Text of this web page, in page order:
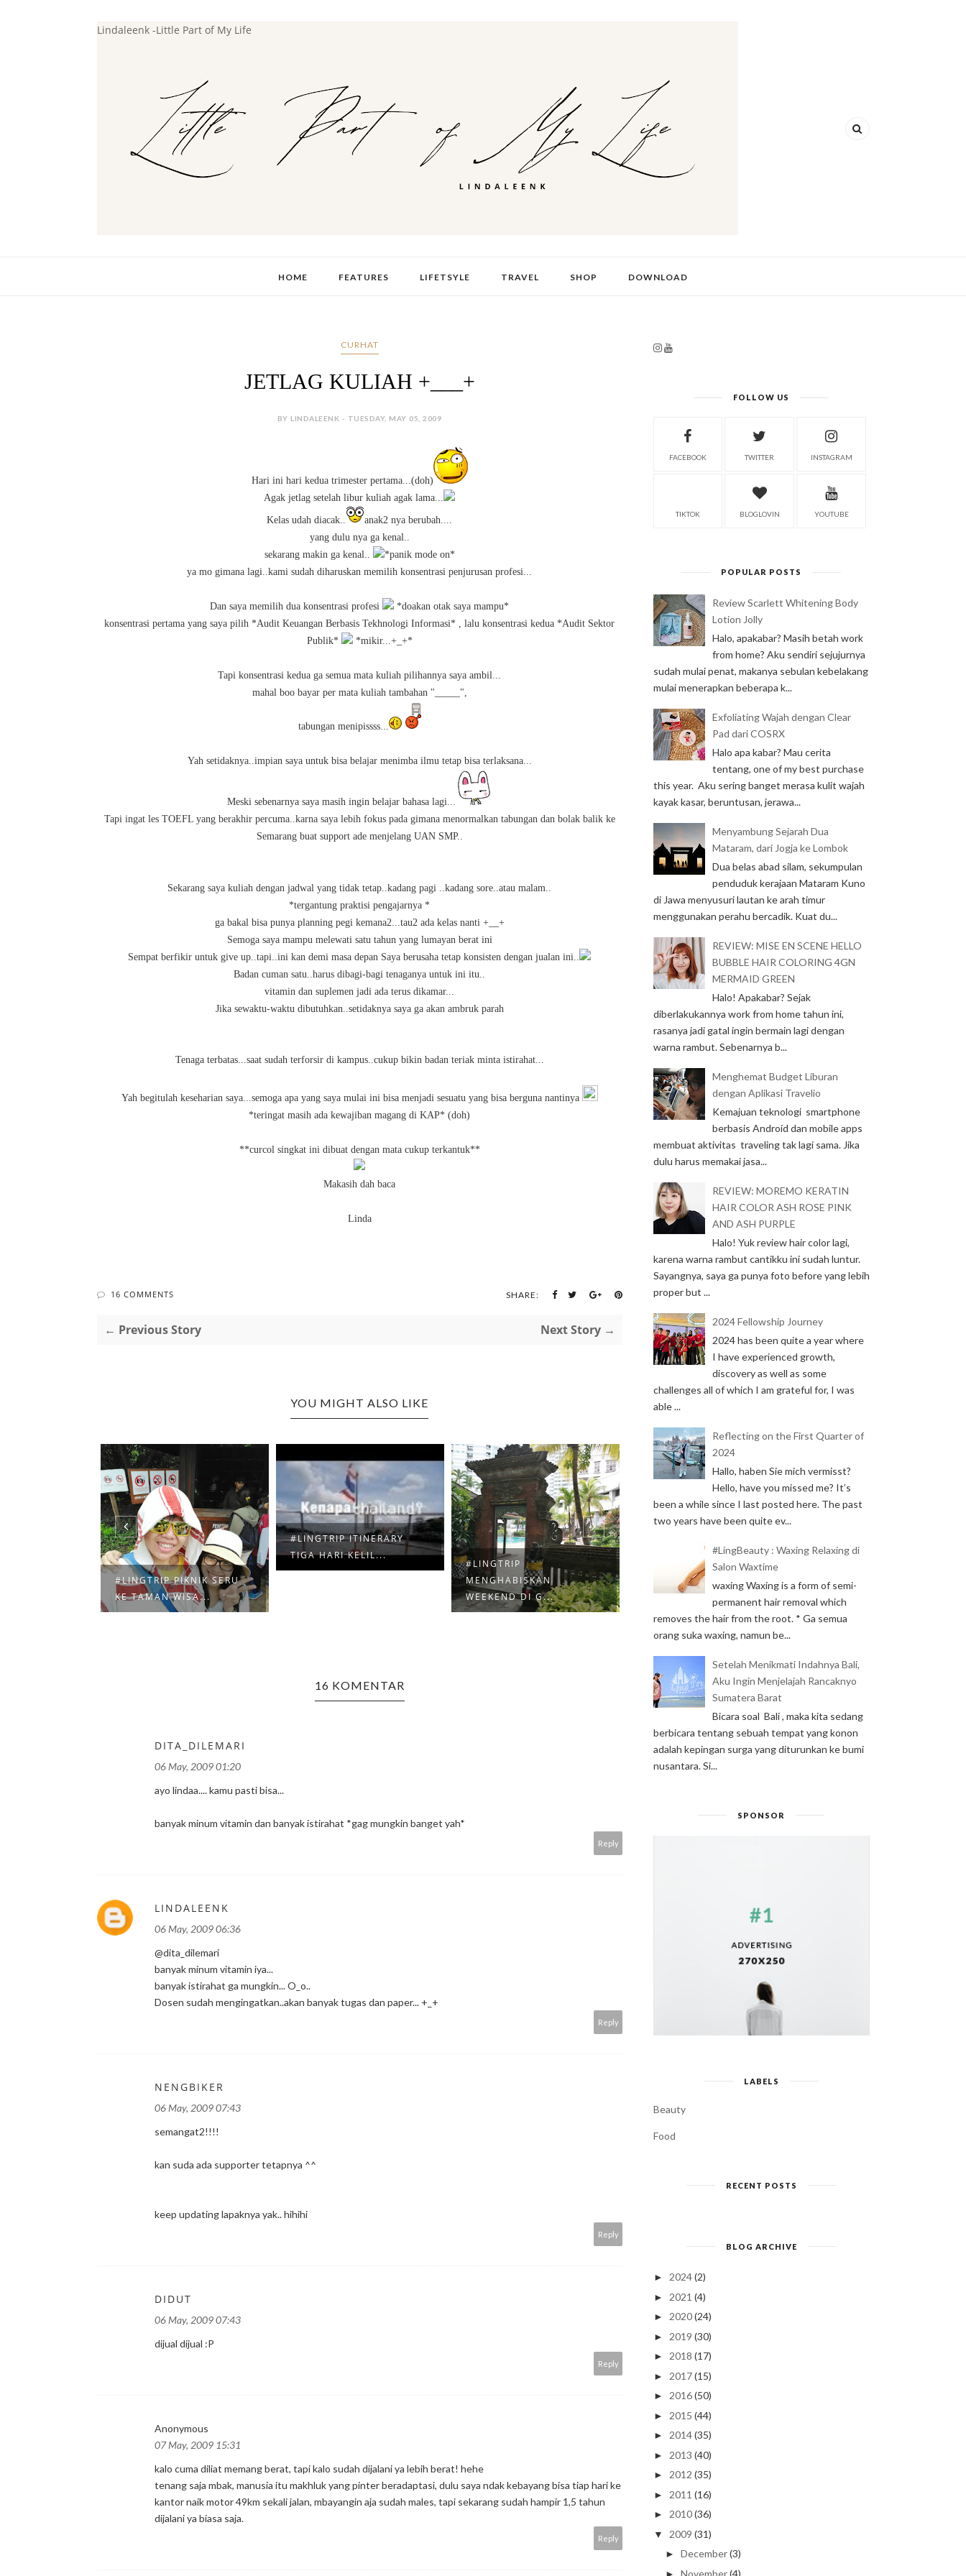
Lindaleenk -Little Part of My Life
HOME FEATURES LIFETSYLE TRAVEL SHOP DOWNLOAD
CURHAT
JETLAG KULIAH +___+
BY LINDALEENK - TUESDAY, MAY 05, 2009
Hari ini hari kedua trimester pertama...(doh)
Agak jetlag setelah libur kuliah agak lama...
Kelas udah diacak..
anak2 nya berubah....
yang dulu nya ga kenal..
sekarang makin ga kenal..
*panik mode on*
ya mo gimana lagi..kami sudah diharuskan memilih konsentrasi penjurusan profesi...
Dan saya memilih dua konsentrasi profesi
*doakan otak saya mampu*
konsentrasi pertama yang saya pilih *Audit Keuangan Berbasis Tekhnologi Informasi* , lalu konsentrasi kedua *Audit Sektor
Publik*
*mikir...+_+*
Tapi konsentrasi kedua ga semua mata kuliah pilihannya saya ambil...
mahal boo bayar per mata kuliah tambahan "_____",
tabungan menipissss...
Yah setidaknya..impian saya untuk bisa belajar menimba ilmu tetap bisa terlaksana...
Meski sebenarnya saya masih ingin belajar bahasa lagi...
Tapi ingat les TOEFL yang berakhir percuma..karna saya lebih fokus pada gimana menormalkan tabungan dan bolak balik ke
Semarang buat support ade menjelang UAN SMP..
Sekarang saya kuliah dengan jadwal yang tidak tetap..kadang pagi ..kadang sore..atau malam..
*tergantung praktisi pengajarnya *
ga bakal bisa punya planning pegi kemana2...tau2 ada kelas nanti +__+
Semoga saya mampu melewati satu tahun yang lumayan berat ini
Sempat berfikir untuk give up..tapi..ini kan demi masa depan Saya berusaha tetap konsisten dengan jualan ini..
Badan cuman satu..harus dibagi-bagi tenaganya untuk ini itu..
vitamin dan suplemen jadi ada terus dikamar...
Jika sewaktu-waktu dibutuhkan..setidaknya saya ga akan ambruk parah
Tenaga terbatas...saat sudah terforsir di kampus..cukup bikin badan teriak minta istirahat...
Yah begitulah keseharian saya...semoga apa yang saya mulai ini bisa menjadi sesuatu yang bisa berguna nantinya
*teringat masih ada kewajiban magang di KAP* (doh)
**curcol singkat ini dibuat dengan mata cukup terkantuk**
Makasih dah baca
Linda
16 COMMENTS SHARE:
← Previous Story Next Story →
YOU MIGHT ALSO LIKE
#LINGTRIP PIKNIK SERU
KE TAMAN WISA...
#LINGTRIP ITINERARY
TIGA HARI KELIL...
#LINGTRIP
MENGHABISKAN
WEEKEND DI G...
#LINGTRIP
MENGHABISKAN KUOTA
100 GB...
#LINGTRIP STAYCATION
DI ROYAL KUNIN...
16 KOMENTAR
DITA_DILEMARI
06 May, 2009 01:20
ayo lindaa.... kamu pasti bisa...
banyak minum vitamin dan banyak istirahat *gag mungkin banget yah*
Reply
LINDALEENK
06 May, 2009 06:36
@dita_dilemari
banyak minum vitamin iya...
banyak istirahat ga mungkin... O_o..
Dosen sudah mengingatkan..akan banyak tugas dan paper... +_+
Reply
NENGBIKER
06 May, 2009 07:43
semangat2!!!!
kan suda ada supporter tetapnya ^^
keep updating lapaknya yak.. hihihi
Reply
DIDUT
06 May, 2009 07:43
dijual dijual :P
Reply
Anonymous
07 May, 2009 15:31
kalo cuma diliat memang berat, tapi kalo sudah dijalani ya lebih berat! hehe
tenang saja mbak, manusia itu makhluk yang pinter beradaptasi, dulu saya ndak kebayang bisa tiap hari ke
kantor naik motor 49km sekali jalan, mbayangin aja sudah males, tapi sekarang sudah hampir 1,5 tahun
dijalani ya biasa saja.
Reply
FOLLOW US
FACEBOOK TWITTER INSTAGRAM
TIKTOK BLOGLOVIN YOUTUBE
POPULAR POSTS
Review Scarlett Whitening Body
Lotion Jolly
Halo, apakabar? Masih betah work
from home? Aku sendiri sejujurnya
sudah mulai penat, makanya sebulan kebelakang
mulai menerapkan beberapa k...
Exfoliating Wajah dengan Clear
Pad dari COSRX
Halo apa kabar? Mau cerita
tentang, one of my best purchase
this year. Aku sering banget merasa kulit wajah
kayak kasar, beruntusan, jerawa...
Menyambung Sejarah Dua
Mataram, dari Jogja ke Lombok
Dua belas abad silam, sekumpulan
penduduk kerajaan Mataram Kuno
di Jawa menyusuri lautan ke arah timur
menggunakan perahu bercadik. Kuat du...
REVIEW: MISE EN SCENE HELLO
BUBBLE HAIR COLORING 4GN
MERMAID GREEN
Halo! Apakabar? Sejak
diberlakukannya work from home tahun ini,
rasanya jadi gatal ingin bermain lagi dengan
warna rambut. Sebenarnya b...
Menghemat Budget Liburan
dengan Aplikasi Travelio
Kemajuan teknologi smartphone
berbasis Android dan mobile apps
membuat aktivitas traveling tak lagi sama. Jika
dulu harus memakai jasa...
REVIEW: MOREMO KERATIN
HAIR COLOR ASH ROSE PINK
AND ASH PURPLE
Halo! Yuk review hair color lagi,
karena warna rambut cantikku ini sudah luntur.
Sayangnya, saya ga punya foto before yang lebih
proper but ...
2024 Fellowship Journey
2024 has been quite a year where
I have experienced growth,
discovery as well as some
challenges all of which I am grateful for, I was
able ...
Reflecting on the First Quarter of
2024
Hallo, haben Sie mich vermisst?
Hello, have you missed me? It’s
been a while since I last posted here. The past
two years have been quite ev...
#LingBeauty : Waxing Relaxing di
Salon Waxtime
waxing Waxing is a form of semi-
permanent hair removal which
removes the hair from the root. * Ga semua
orang suka waxing, namun be...
Setelah Menikmati Indahnya Bali,
Aku Ingin Menjelajah Rancaknyo
Sumatera Barat
Bicara soal Bali , maka kita sedang
berbicara tentang sebuah tempat yang konon
adalah kepingan surga yang diturunkan ke bumi
nusantara. Si...
SPONSOR
LABELS
Beauty
Food
RECENT POSTS
BLOG ARCHIVE
► 2024 (2)
► 2021 (4)
► 2020 (24)
► 2019 (30)
► 2018 (17)
► 2017 (15)
► 2016 (50)
► 2015 (44)
► 2014 (35)
► 2013 (40)
► 2012 (35)
► 2011 (16)
► 2010 (36)
▼ 2009 (31)
►December(3)
►November(4)